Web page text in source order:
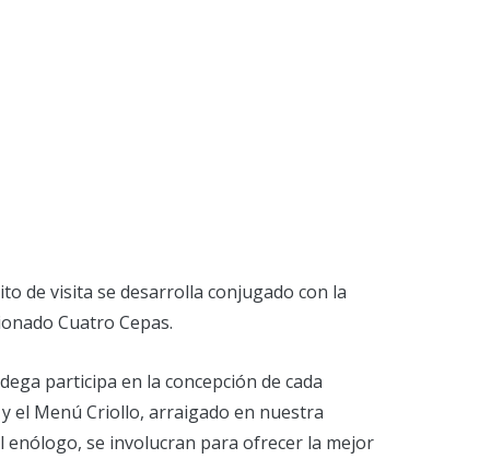
de visita se desarrolla conjugado con la
Cuatro Cepas.
participa en la concepción de cada
el Menú Criollo, arraigado en nuestra
enólogo, se involucran para ofrecer la mejor